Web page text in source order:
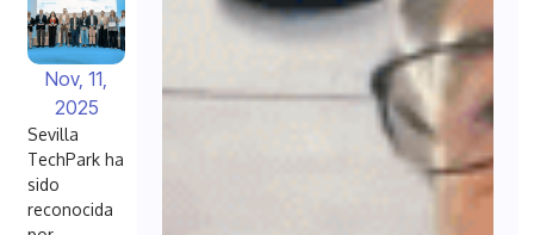
Nov, 11,
2025
Sevilla
TechPark ha
sido
reconocida